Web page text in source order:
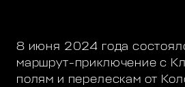
8 июня 2024 года
маршрут-приключение с
полям и перелескам от